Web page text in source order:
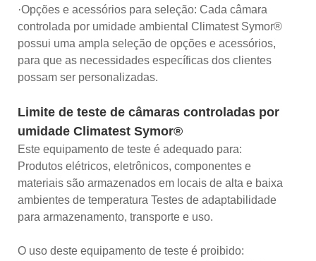
·Opções e acessórios para seleção: Cada câmara
controlada por umidade ambiental Climatest Symor®
possui uma ampla seleção de opções e acessórios,
para que as necessidades específicas dos clientes
possam ser personalizadas.
Limite de teste de câmaras controladas por
umidade Climatest Symor®
Este equipamento de teste é adequado para:
Produtos elétricos, eletrônicos, componentes e
materiais são armazenados em locais de alta e baixa
ambientes de temperatura Testes de adaptabilidade
para armazenamento, transporte e uso.
O uso deste equipamento de teste é proibido: